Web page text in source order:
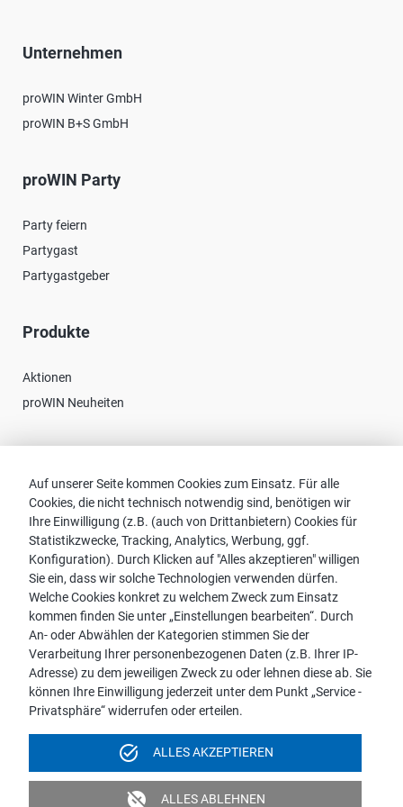
Auf unserer Seite kommen Cookies zum Einsatz. Für alle
Cookies, die nicht technisch notwendig sind, benötigen wir
Ihre Einwilligung (z.B. (auch von Drittanbietern) Cookies für
Statistikzwecke, Tracking, Analytics, Werbung, ggf.
Konfiguration). Durch Klicken auf "Alles akzeptieren" willigen
Sie ein, dass wir solche Technologien verwenden dürfen.
Welche Cookies konkret zu welchem Zweck zum Einsatz
kommen finden Sie unter „Einstellungen bearbeiten“. Durch
An- oder Abwählen der Kategorien stimmen Sie der
Verarbeitung Ihrer personenbezogenen Daten (z.B. Ihrer IP-
Adresse) zu dem jeweiligen Zweck zu oder lehnen diese ab. Sie
können Ihre Einwilligung jederzeit unter dem Punkt „Service -
Privatsphäre“ widerrufen oder erteilen.
task_alt ALLES AKZEPTIEREN
unpublished ALLES ABLEHNEN
Unternehmen
proWIN Winter GmbH
proWIN B+S GmbH
proWIN Party
Party feiern
Partygast
Partygastgeber
Produkte
Aktionen
proWIN Neuheiten
Vertriebspartnersuche
Kontakt zu proWIN
Service-FAQ
Hinweis:
Aus Gründen der leichteren Lesbarkeit wird die männliche
Sprachform bei personenbezogenen Substantiven und
Pronomen verwendet. Dies impliziert jedoch keine
Benachteiligung, sondern soll im Sinne der sprachlichen
Datenschutz